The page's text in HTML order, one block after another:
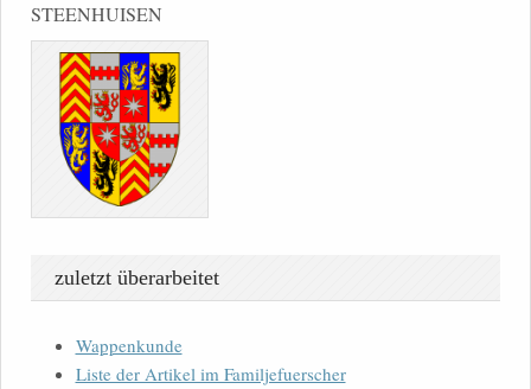
STEENHUISEN
zuletzt überarbeitet
Wappenkunde
Liste der Artikel im Familjefuerscher